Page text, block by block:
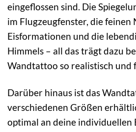
eingeflossen sind. Die
im Flugzeugfenster, die feinen
Eisformationen und die
Himmels – all das trägt dazu
Wandtattoo so realistisch und
Darüber hinaus ist das
verschiedenen Größen
optimal an deine individuellen